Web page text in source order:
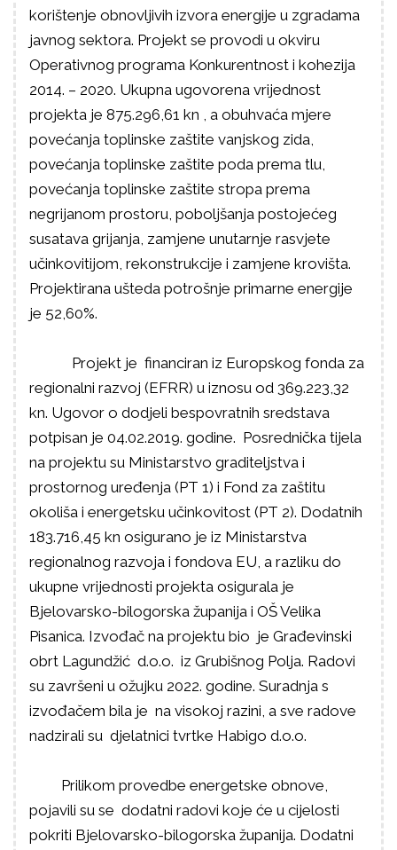
korištenje obnovljivih izvora energije u zgradama
javnog sektora. Projekt se provodi u okviru
Operativnog programa Konkurentnost i kohezija
2014. – 2020. Ukupna ugovorena vrijednost
projekta je 875.296,61 kn , a obuhvaća mjere
povećanja toplinske zaštite vanjskog zida,
povećanja toplinske zaštite poda prema tlu,
povećanja toplinske zaštite stropa prema
negrijanom prostoru, poboljšanja postojećeg
susatava grijanja, zamjene unutarnje rasvjete
učinkovitijom, rekonstrukcije i zamjene krovišta.
Projektirana ušteda potrošnje primarne energije
je 52,60%.
Projekt je financiran iz Europskog fonda za
regionalni razvoj (EFRR) u iznosu od 369.223,32
kn. Ugovor o dodjeli bespovratnih sredstava
potpisan je 04.02.2019. godine. Posrednička tijela
na projektu su Ministarstvo graditeljstva i
prostornog uređenja (PT 1) i Fond za zaštitu
okoliša i energetsku učinkovitost (PT 2). Dodatnih
183.716,45 kn osigurano je iz Ministarstva
regionalnog razvoja i fondova EU, a razliku do
ukupne vrijednosti projekta osigurala je
Bjelovarsko-bilogorska županija i OŠ Velika
Pisanica. Izvođač na projektu bio je Građevinski
obrt Lagundžić d.o.o. iz Grubišnog Polja. Radovi
su završeni u ožujku 2022. godine. Suradnja s
izvođačem bila je na visokoj razini, a sve radove
nadzirali su djelatnici tvrtke Habigo d.o.o.
Prilikom provedbe energetske obnove,
pojavili su se dodatni radovi koje će u cijelosti
pokriti Bjelovarsko-bilogorska županija. Dodatni